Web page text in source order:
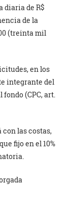
diaria de R$
de la
(treinta mil
en los
integrante del
(CPC, art.
las costas,
fijo en el 10%